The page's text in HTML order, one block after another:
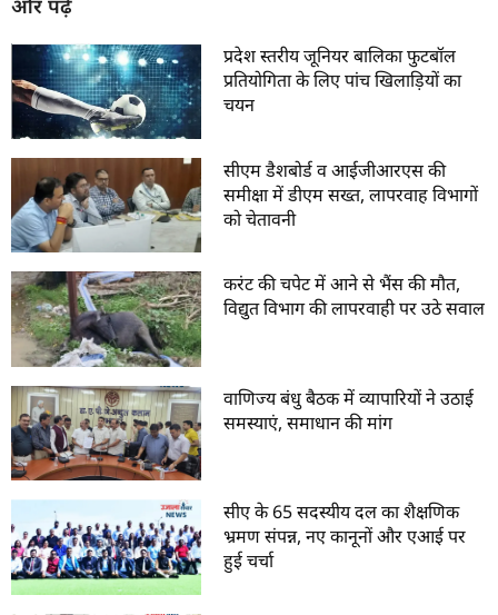
और पढ़ें
प्रदेश स्तरीय जूनियर बालिका फुटबॉल
प्रतियोगिता के लिए पांच खिलाड़ियों का
चयन
सीएम डैशबोर्ड व आईजीआरएस की
समीक्षा में डीएम सख्त, लापरवाह विभागों
को चेतावनी
करंट की चपेट में आने से भैंस की मौत,
विद्युत विभाग की लापरवाही पर उठे सवाल
वाणिज्य बंधु बैठक में व्यापारियों ने उठाई
समस्याएं, समाधान की मांग
सीए के 65 सदस्यीय दल का शैक्षणिक
भ्रमण संपन्न, नए कानूनों और एआई पर
हुई चर्चा